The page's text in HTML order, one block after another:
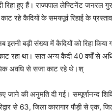
रिहा हुए हैं। राज्यपाल लेफ्टिनेंट जनरल
रहे कैदियों के समयपूर्व रिहाई के
बड़ी संख्या में कैदियों को रिहा
रहा था। सात अन्य कैदी 40 वर्षों से
अवधि से सजा काट रहे थे।श्
जाने की अनुमति दी गई। सम्पूर्णानन्द
से 63, जिला कारागार पौड़ी से एक,